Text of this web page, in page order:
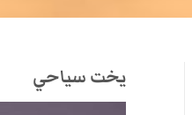
يخت سياحي